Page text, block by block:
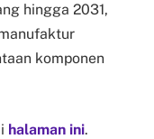
hingga 2031,
komponen
halaman ini.